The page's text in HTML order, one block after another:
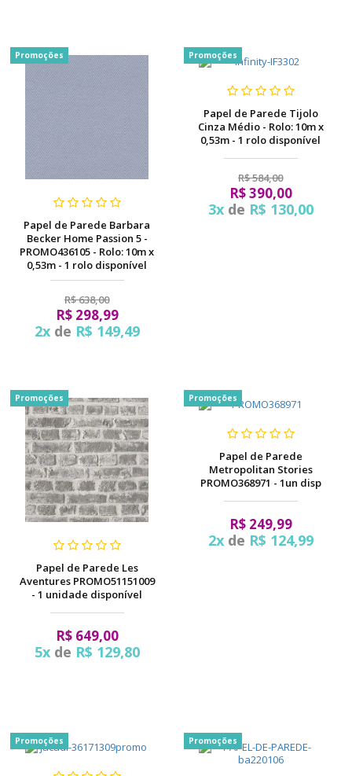
Papel de Parede Barbara
Becker Home Passion 5 -
PROMO436105 - Rolo: 10m x
0,53m - 1 rolo disponível
R$ 638,00
R$ 298,99
2xde R$ 149,49
Promoções
Papel de Parede Tijolo
Cinza Médio - Rolo: 10m x
0,53m - 1 rolo disponível
R$ 584,00
R$ 390,00
3xde R$ 130,00
Promoções
Papel de Parede Les
Aventures PROMO51151009
- 1 unidade disponível
R$ 649,00
5xde R$ 129,80
Promoções
Papel de Parede
Metropolitan Stories
PROMO368971 - 1un disp
R$ 249,99
2xde R$ 124,99
Promoções
Promoções Promoções